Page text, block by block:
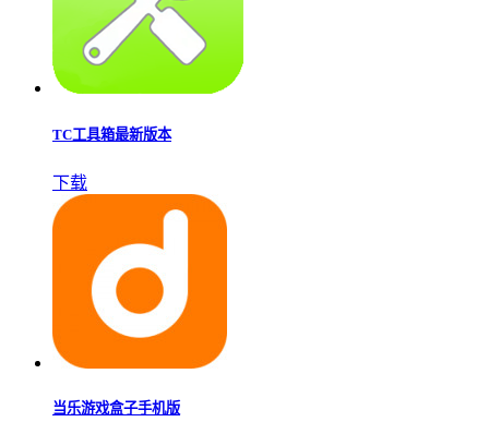
TC工具箱最新版本
下载
当乐游戏盒子手机版